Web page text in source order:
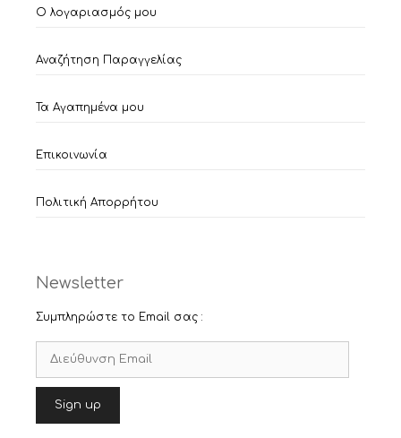
Ο λογαριασμός μου
Αναζήτηση Παραγγελίας
Τα Αγαπημένα μου
Επικοινωνία
Πολιτική Απορρήτου
Newsletter
Συμπληρώστε το Email σας :